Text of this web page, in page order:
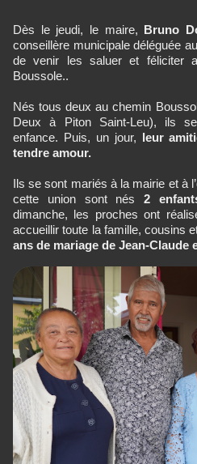
Dès le jeudi, le maire, Bruno
conseillère municipale déléguée
de venir les saluer et féliciter
Boussole..
Nés tous deux au chemin
Deux à Piton Saint-Leu), ils
enfance. Puis, un jour, leur
tendre amour.
Ils se sont mariés à la mairie et à
cette union sont nés2
dimanche, les proches ont
accueillir toute la famille, cousins
ans de mariage de Jean-Claude